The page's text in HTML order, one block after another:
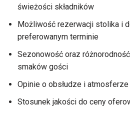
świeżości składników
Możliwość rezerwacji stolika i
preferowanym terminie
Sezonowość oraz
smaków gości
Opinie o obsłudze i
Stosunek jakości do ceny